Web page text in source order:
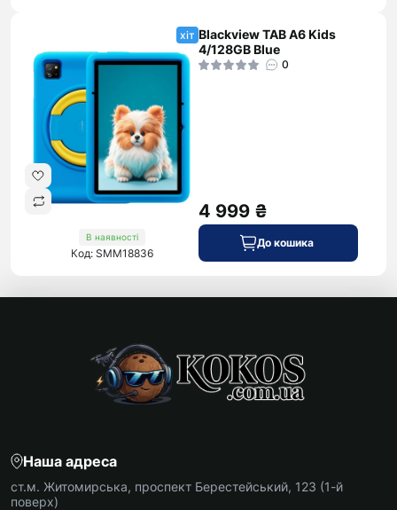
хіт
В наявності
Код: SMM18836
Blackview TAB A6 Kids
4/128GB Blue
0
4 999 ₴
До кошика
Наша адреса
ст.м. Житомирська, проспект Берестейський, 123 (1-й
поверх)